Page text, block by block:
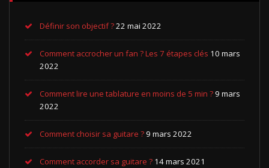
Définir son objectif ?22 mai 2022
Comment accrocher un fan ? Les 7 étapes clés 10 mars
2022
Comment lire une tablature en moins de 5 min ? 9 mars
2022
Comment choisir sa guitare ? 9 mars 2022
Comment accorder sa guitare ? 14 mars 2021